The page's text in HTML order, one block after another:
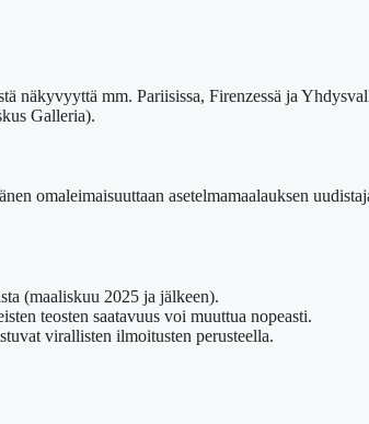
mm. Pariisissa, Firenzessä ja
Galleria).
omaleimaisuuttaan asetelmamaalauksen
(maaliskuu 2025 ja jälkeen).
teosten saatavuus voi muuttua nopeasti.
virallisten ilmoitusten perusteella.